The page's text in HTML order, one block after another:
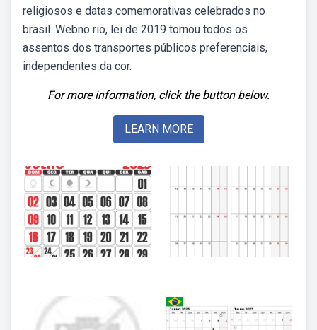
religiosos e datas comemorativas celebrados no
brasil. Webno rio, lei de 2019 tornou todos os
assentos dos transportes públicos preferenciais,
independentes da cor.
For more information, click the button below.
LEARN MORE